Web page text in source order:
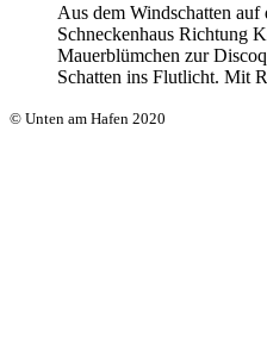
Aus dem Windschatten
Schneckenhaus Richtung
Mauerblümchen zur
Schatten ins Flutlicht. Mit
© Unten am Hafen 2020